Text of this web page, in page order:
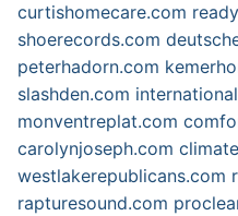
curtishomecare.com
shoerecords.com
peterhadorn.com
slashden.com
monventreplat.com
carolynjoseph.com
westlakerepublicans.com
rapturesound.com